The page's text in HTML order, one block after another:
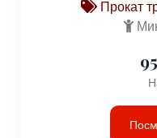
Прокат